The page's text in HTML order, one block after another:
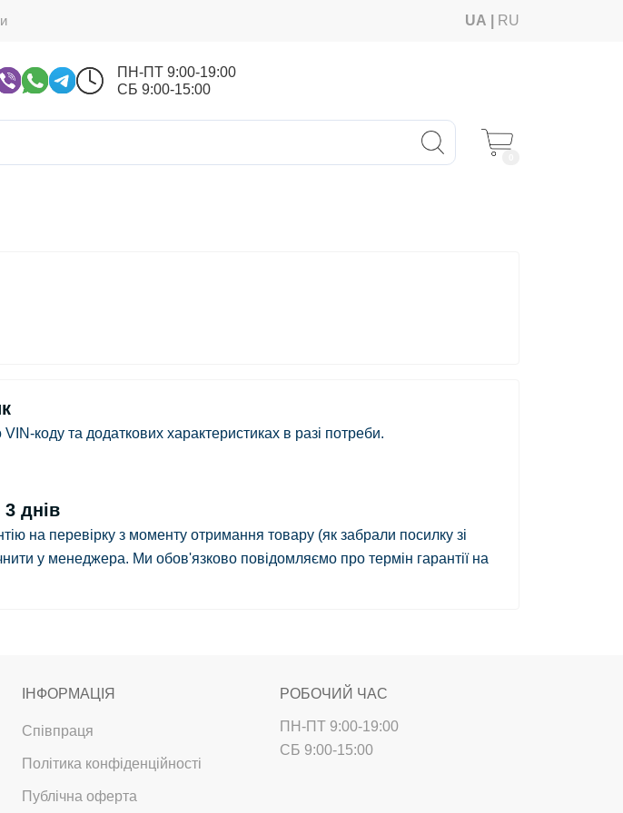
UA RU
ПН-ПТ 9:00-19:00
СБ 9:00-15:00
коду та додаткових характеристиках в разі потреби.
днів
на перевірку з моменту отримання товару (як забрали посилку зі
у менеджера. Ми обов'язково повідомляємо про термін гарантії на
ІНФОРМАЦІЯ
Співпраця
Політика конфіденційності
Публічна оферта
РОБОЧИЙ ЧАС
ПН-ПТ 9:00-19:00
СБ 9:00-15:00